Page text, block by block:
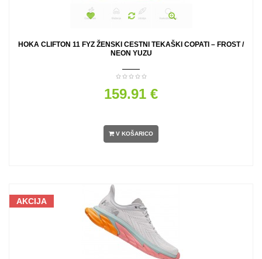
HOKA CLIFTON 11 FYZ ŽENSKI CESTNI TEKAŠKI COPATI – FROST /
NEON YUZU
159.91 €
V KOŠARICO
AKCIJA